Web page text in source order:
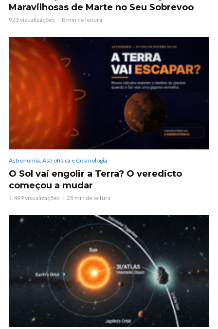
Maravilhosas de Marte no Seu Sobrevoo
923 visualizações 8 min de leitura
Astronomia, Astrofísica e Cosmologia
O Sol vai engolir a Terra? O veredicto
começou a mudar
1.499 visualizações 25 min de leitura